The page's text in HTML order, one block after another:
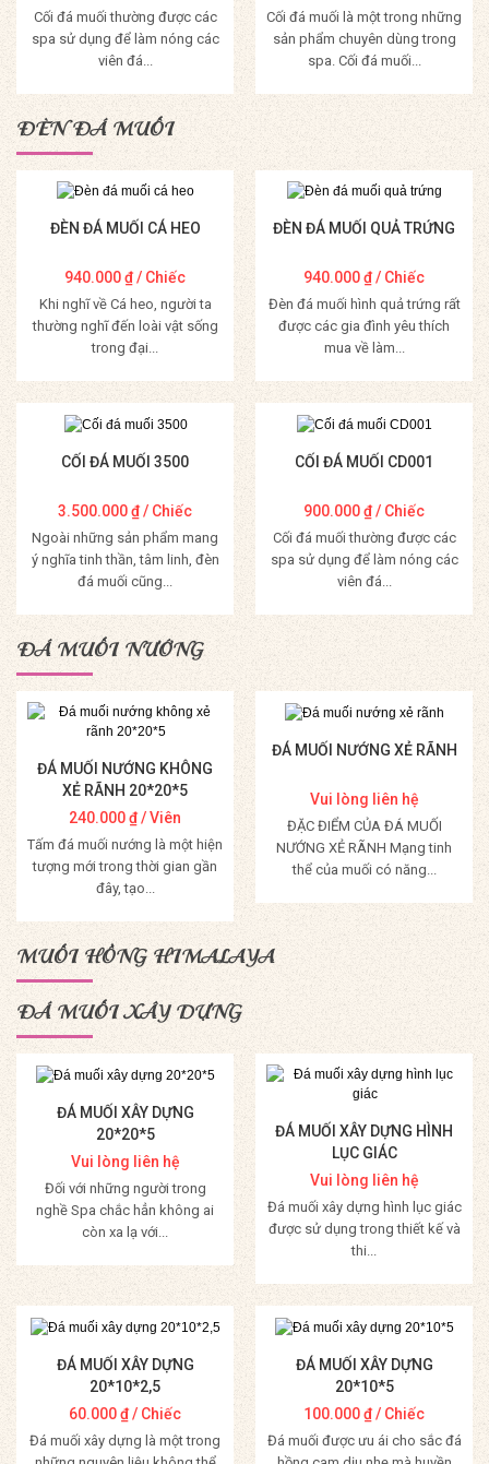
Cối đá muối thường được các
spa sử dụng để làm nóng các
viên đá...
Mua Hàng
Cối đá muối là một trong những
sản phẩm chuyên dùng trong
spa. Cối đá muối...
Mua Hàng
ĐÈN ĐÁ MUỐI
ĐÈN ĐÁ MUỐI CÁ HEO
940.000₫/ Chiếc
Khi nghĩ về Cá heo, người ta
thường nghĩ đến loài vật sống
trong đại...
Mua Hàng
ĐÈN ĐÁ MUỐI QUẢ TRỨNG
940.000₫/ Chiếc
Đèn đá muối hình quả trứng rất
được các gia đình yêu thích
mua về làm...
Mua Hàng
CỐI ĐÁ MUỐI 3500
3.500.000₫/ Chiếc
Ngoài những sản phẩm mang
ý nghĩa tinh thần, tâm linh, đèn
đá muối cũng...
Mua Hàng
CỐI ĐÁ MUỐI CD001
900.000₫/ Chiếc
Cối đá muối thường được các
spa sử dụng để làm nóng các
viên đá...
Mua Hàng
ĐÁ MUỐI NƯỚNG
ĐÁ MUỐI NƯỚNG KHÔNG
XẺ RÃNH 20*20*5
240.000₫/ Viên
Tấm đá muối nướng là một hiện
tượng mới trong thời gian gần
đây, tạo...
Mua Hàng
ĐÁ MUỐI NƯỚNG XẺ RÃNH
Vui lòng liên hệ
ĐẶC ĐIỂM CỦA ĐÁ MUỐI
NƯỚNG XẺ RÃNH Mạng tinh
thể của muối có năng...
Mua Hàng
MUỐI HỒNG HIMALAYA
ĐÁ MUỐI XÂY DỰNG
ĐÁ MUỐI XÂY DỰNG
20*20*5
Vui lòng liên hệ
Đối với những người trong
nghề Spa chắc hẳn không ai
còn xa lạ với...
Mua Hàng
ĐÁ MUỐI XÂY DỰNG HÌNH
LỤC GIÁC
Vui lòng liên hệ
Đá muối xây dựng hình lục giác
được sử dụng trong thiết kế và
thi...
Mua Hàng
ĐÁ MUỐI XÂY DỰNG
20*10*2,5
60.000₫/ Chiếc
Đá muối xây dựng là một trong
ĐÁ MUỐI XÂY DỰNG
20*10*5
100.000₫/ Chiếc
Đá muối được ưu ái cho sắc đá